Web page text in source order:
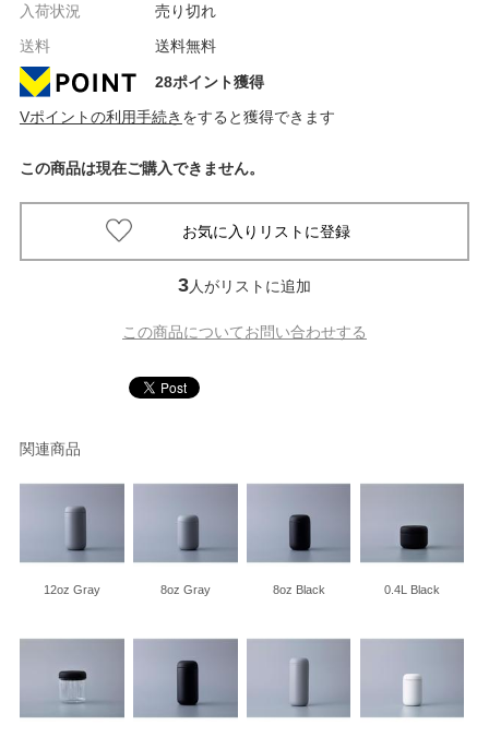
入荷状況
売り切れ
送料
送料無料
28ポイント獲得
Vポイントの利用手続き をすると獲得できます
この商品は現在ご購入できません。
3人がリストに追加
この商品についてお問い合わせする
関連商品
12oz Gray 8oz Gray 8oz Black 0.4L Black